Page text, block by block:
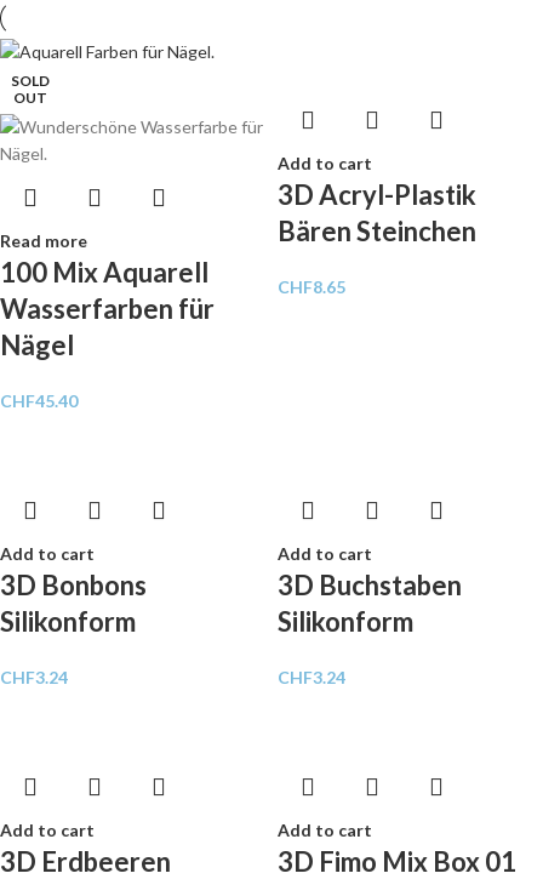
SOLD
OUT
Read more
100 Mix Aquarell
Wasserfarben für
Nägel
CHF45.40
Add to cart
3D Acryl-Plastik
Bären Steinchen
CHF8.65
Add to cart
3D Bonbons
Silikonform
CHF3.24
Add to cart
3D Buchstaben
Silikonform
CHF3.24
Add to cart
3D Erdbeeren
Add to cart
3D Fimo Mix Box 01